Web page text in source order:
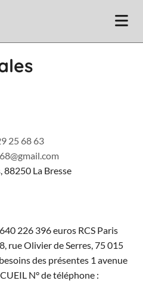
25 68 63
88250 La Bresse
226 396 euros RCS Paris
rue Olivier de Serres, 75 015
des présentes 1 avenue
N° de téléphone :